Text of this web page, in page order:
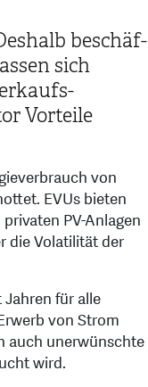
beschäf­
sich
Vorteile
von
EVUs bieten
PV-Anlagen
die Volatilität der
für alle
von Strom
auch unerwünschte
wird.